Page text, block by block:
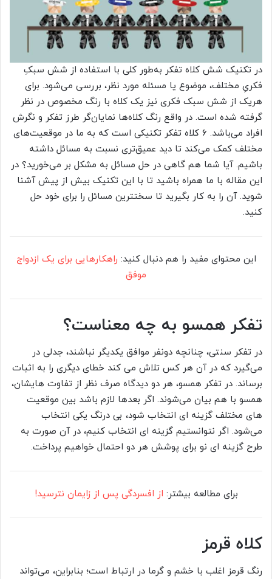
در تکنیک شش کلاه تفکر به‌طور کلی با استفاده از شش سبکِ
فکریِ مختلف، موضوع یا مسئله مورد نظر، بررسی می‌شود. برای
هریک از شش سبک فکری نیز یک کلاه با رنگ مخصوص در نظر
گرفته شده است. در واقع رنگ کلاه‌ها نمایان‌گر طرز تفکر و نگرش
افراد می‌باشد. ۶ کلاه تفکر تکنیکی است که به ما در موقعیت‌های
مختلف کمک می‌کند تا دید عمیق‌تری نسبت به مسائل داشته
باشیم. آیا شما هم گاهی در حل مسائل به مشکل بر می‌خورید؟ در
این مقاله با ما همراه باشید تا با این تکنیک بیش از پیش آشنا
شوید. آن را به کار بگیرید تا سختترین مسائل را برای خود حل
کنید.
این محتوای مفید را هم دنبال کنید: راهکارهایی برای یک ازدواج
موفق
تفکر همسو به چه معناست؟
در تفکر سنتی، چنانچه دونفر موافق یکدیگر نباشند، جدلی در
می‌گیرد که در آن هر کس تلاش می کند خطای دیگری را به اثبات
برساند. در تفکر همسو، هر دو دیدگاه صرف نظر از تفاوت هایشان،
همسو با هم بیان می‌شوند. اگر بعدها لازم باشد بین موقعیت
های مختلف گزینه ای انتخاب شود، بی درنگ یکی انتخاب
می‌شود. اگر نتوانستیم گزینه ای انتخاب کنیم، در آن صورت به
طرح گزینه ای نو برای پوشش هر دو احتمال خواهیم پرداخت.
برای مطالعه بیشتر: از افسردگی پس از زایمان نترسید!
کلاه قرمز
رنگ قرمز اغلب با خشم و گرما در ارتباط است؛ بنابراین، می‌تواند